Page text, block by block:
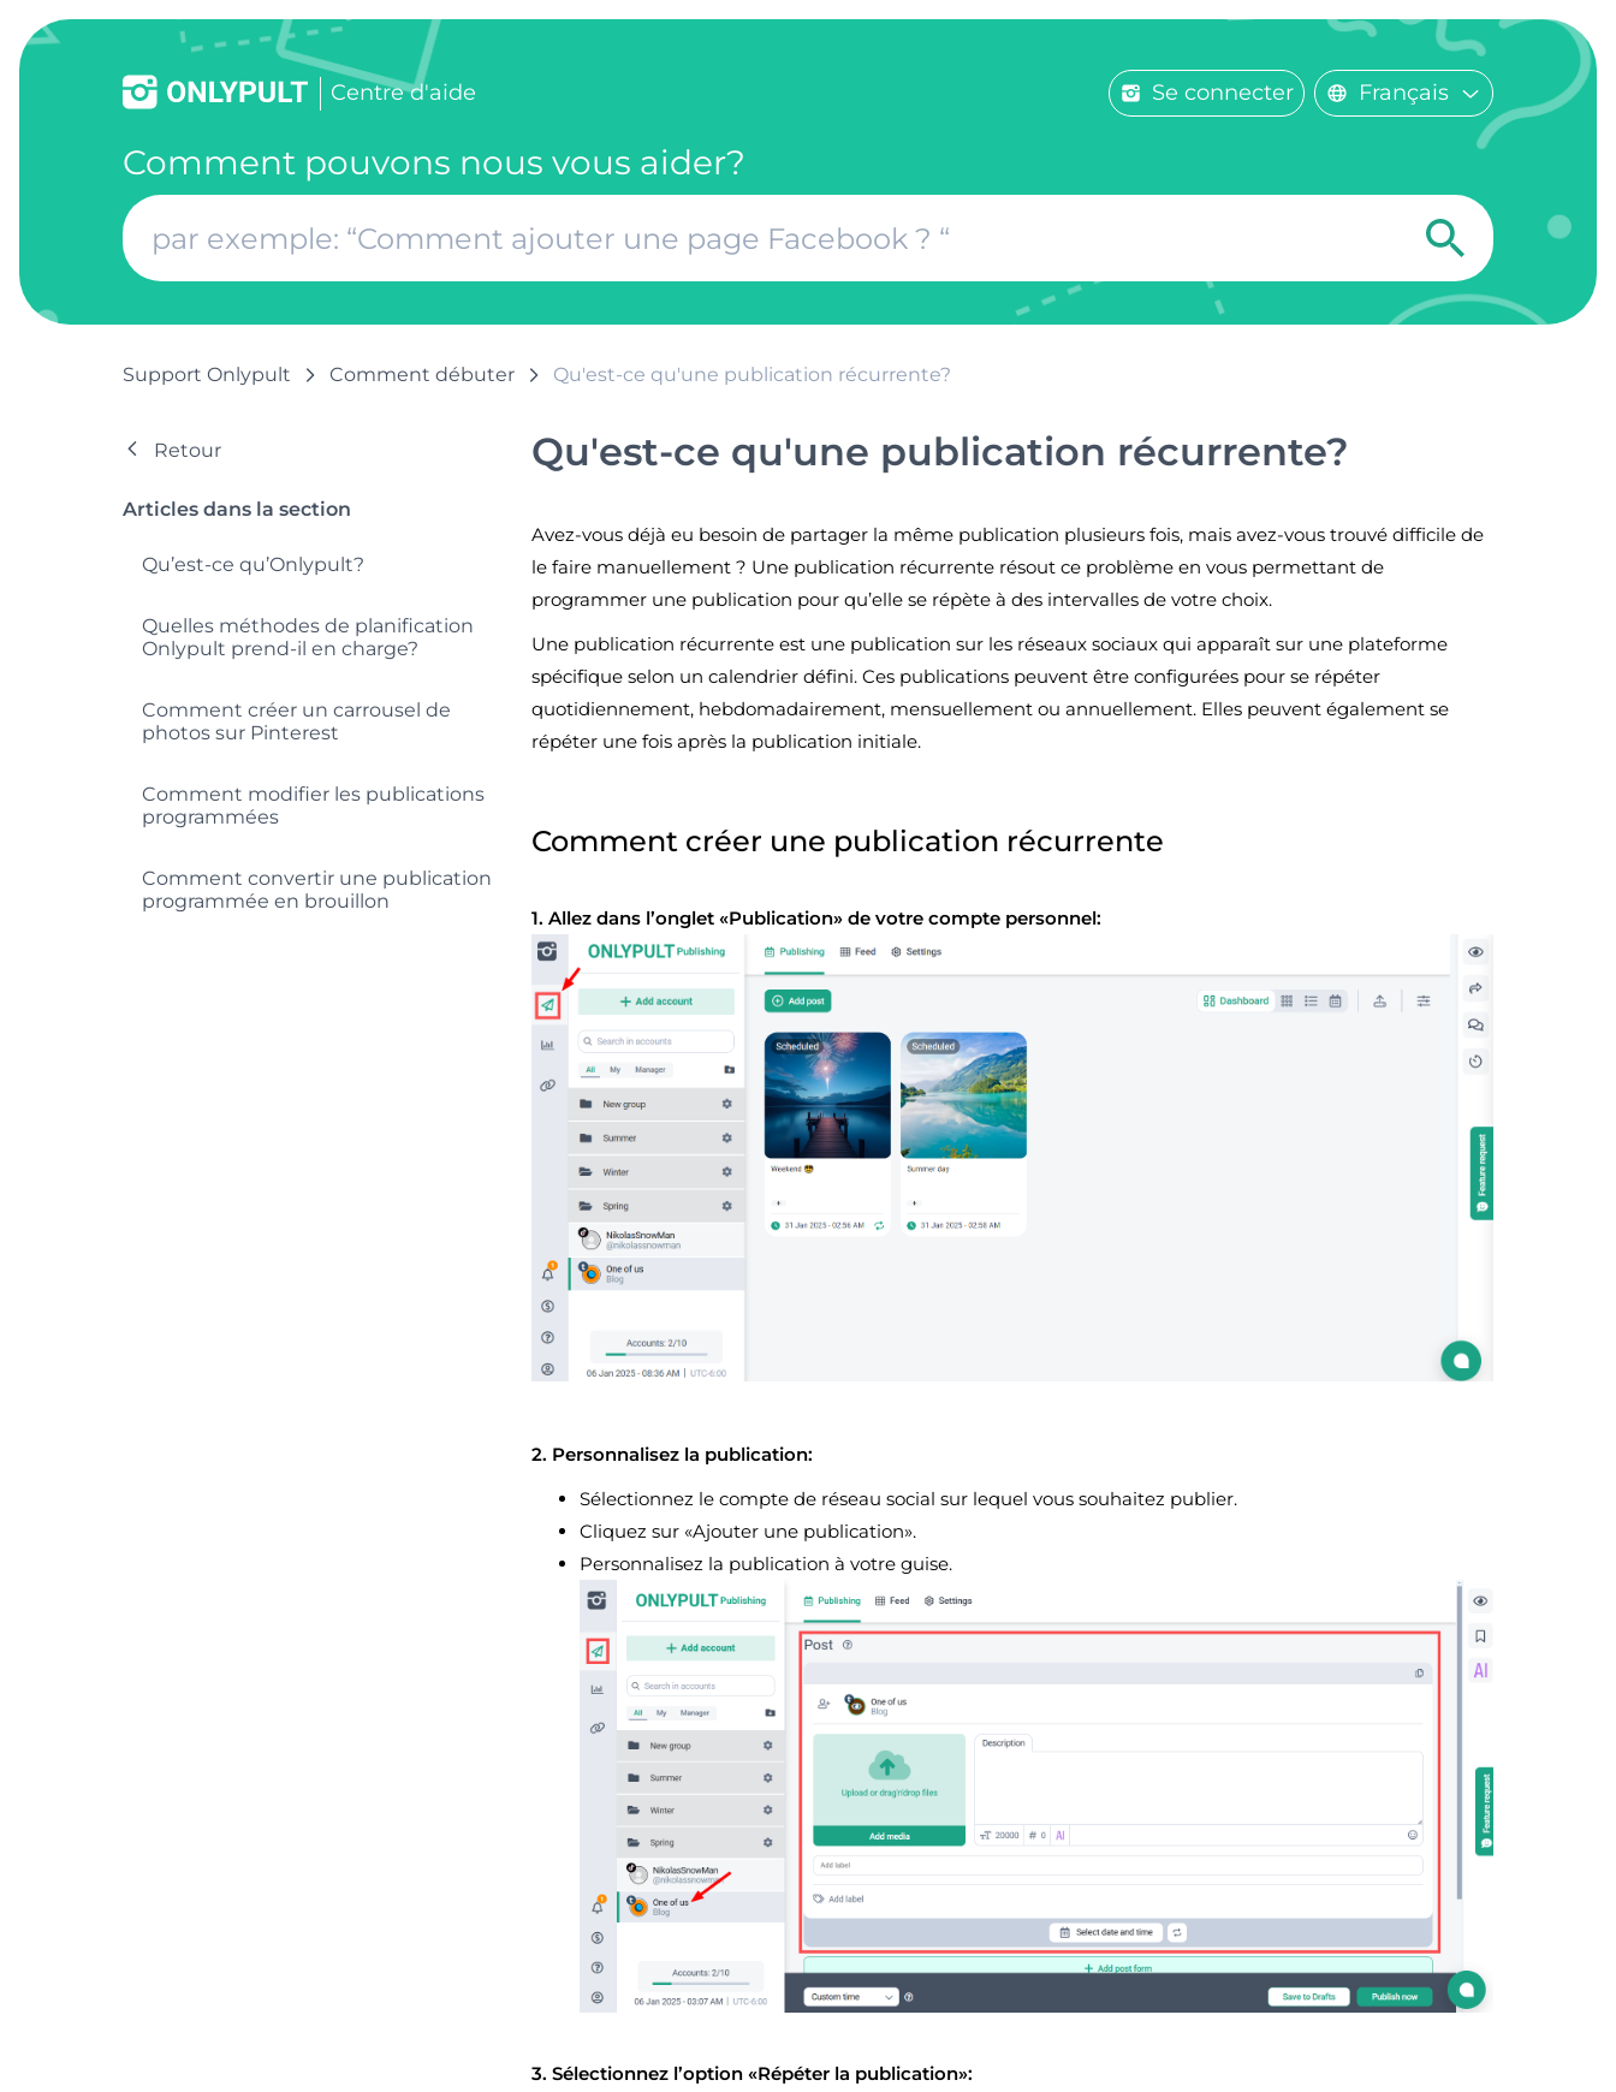
Centre d'aide Se connecter Français
Comment pouvons nous vous aider?
Support Onlypult Comment débuter Qu'est-ce qu'une publication récurrente?
Retour
Articles dans la section
Qu’est-ce qu’Onlypult?
Quelles méthodes de planification
Onlypult prend-il en charge?
Comment créer un carrousel de
photos sur Pinterest
Comment modifier les publications
programmées
Comment convertir une publication
programmée en brouillon
Qu'est-ce qu'une publication récurrente?
Avez-vous déjà eu besoin de partager la même publication plusieurs fois, mais avez-vous trouvé difficile de
le faire manuellement ? Une publication récurrente résout ce problème en vous permettant de
programmer une publication pour qu’elle se répète à des intervalles de votre choix.
Une publication récurrente est une publication sur les réseaux sociaux qui apparaît sur une plateforme
spécifique selon un calendrier défini. Ces publications peuvent être configurées pour se répéter
quotidiennement, hebdomadairement, mensuellement ou annuellement. Elles peuvent également se
répéter une fois après la publication initiale.
Comment créer une publication récurrente
1. Allez dans l’onglet «Publication» de votre compte personnel:
2. Personnalisez la publication:
Sélectionnez le compte de réseau social sur lequel vous souhaitez publier.
Cliquez sur «Ajouter une publication».
Personnalisez la publication à votre guise.
3. Sélectionnez l’option «Répéter la publication»: